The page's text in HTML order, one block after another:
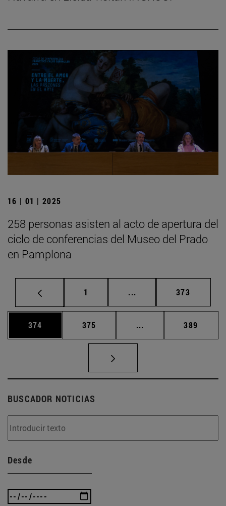
16 | 01 | 2025
258 personas asisten al acto de apertura del
ciclo de conferencias del Museo del Prado
en Pamplona
Página
1 ... Páginas intermedias
Página
373
Página
374 Página
375 ... Páginas intermedias
Página
389
BUSCADOR NOTICIAS
Desde